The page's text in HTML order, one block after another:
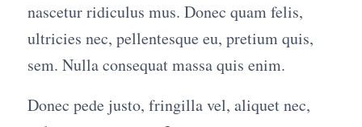
nascetur ridiculus mus. Donec quam felis,
ultricies nec, pellentesque eu, pretium quis,
sem. Nulla consequat massa quis enim.
Donec pede justo, fringilla vel, aliquet nec,